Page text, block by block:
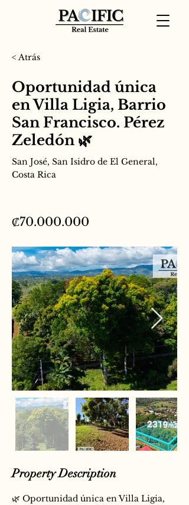
< Atrás
Oportunidad única
en Villa Ligia, Barrio
San Francisco. Pérez
Zeledón 🌿
San José, San Isidro de El General,
Costa Rica
₡70.000.000
Property Description
🌿 Oportunidad única en Villa Ligia,